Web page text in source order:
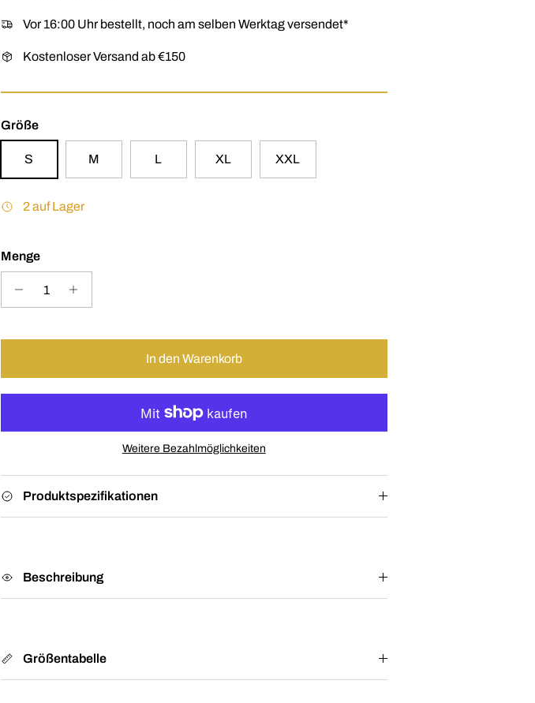
Vor 16:00 Uhr bestellt, noch am selben Werktag versendet*
Kostenloser Versand ab €150
Größe
S M L XL XXL
2 auf Lager
Menge
In den Warenkorb
Weitere Bezahlmöglichkeiten
Produktspezifikationen
Beschreibung
Größentabelle